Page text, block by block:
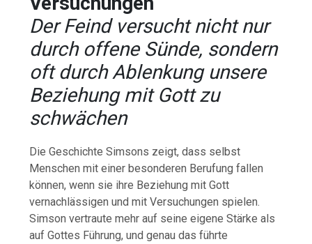
Der Feind versucht nicht nur
durch offene Sünde, sondern
oft durch Ablenkung unsere
Beziehung mit Gott zu
schwächen
Die Geschichte Simsons zeigt, dass selbst
Menschen mit einer besonderen Berufung fallen
können, wenn sie ihre Beziehung mit Gott
vernachlässigen und mit Versuchungen spielen.
Simson vertraute mehr auf seine eigene Stärke als
auf Gottes Führung, und genau das führte